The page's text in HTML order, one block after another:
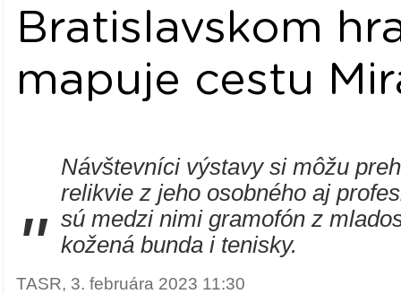
Bratislavskom
mapuje cestu
"
Návštevníci výstavy si môžu
relikvie z jeho osobného aj
sú medzi nimi gramofón z
kožená bunda i tenisky.
TASR, 3. februára 2023 11:30